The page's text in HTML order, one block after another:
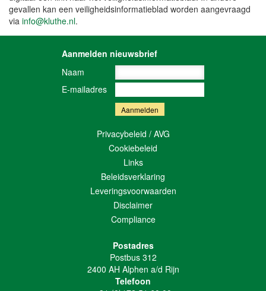
gevallen kan een veiligheidsinformatieblad worden aangevraagd
via info@kluthe.nl.
Aanmelden nieuwsbrief
Naam
E-mailadres
Privacybeleid / AVG
Cookiebeleid
Links
Beleidsverklaring
Leveringsvoorwaarden
Disclaimer
Compliance
Postadres
Postbus 312
2400 AH Alphen a/d Rijn
Telefoon